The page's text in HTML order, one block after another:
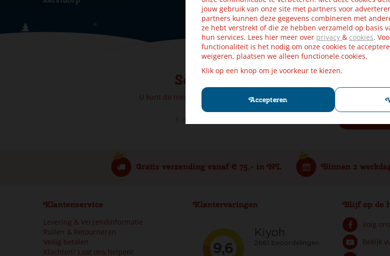
jouw gebruik van onze site met partners voor
partners kunnen deze gegevens combineren met
ze hebt verstrekt of die ze hebben verzameld op basis
hun services. Lees hier meer over privacy & cookies.
functionaliteit is het nodig om onze cookies te
weigeren, plaatsen we alleen functionele cookies.
Klik op een knop om je voorkeur te kiezen.
Accepteren
Schrijf je in en win een
U kunt de nieuwsbrief ongeveer wekelijks verwachten. Wij slaan uw
Gratis verzending vanaf € 75,- in NL Binnen 2
Klantenservice
Levering & Verzendinformatie
Ruilen & Retourneren
Veilig betalen
Klachten? Laat ons helpen!
Klantervaringen Blijf op de
Volg
Bekijk